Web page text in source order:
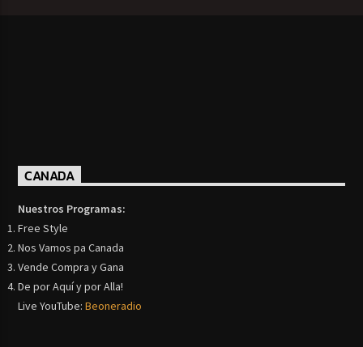
CANADA
Nuestros Programas:
Free Style
Nos Vamos pa Canada
Vende Compra y Gana
De por Aquí y por Alla!
Live YouTube:Beoneradio